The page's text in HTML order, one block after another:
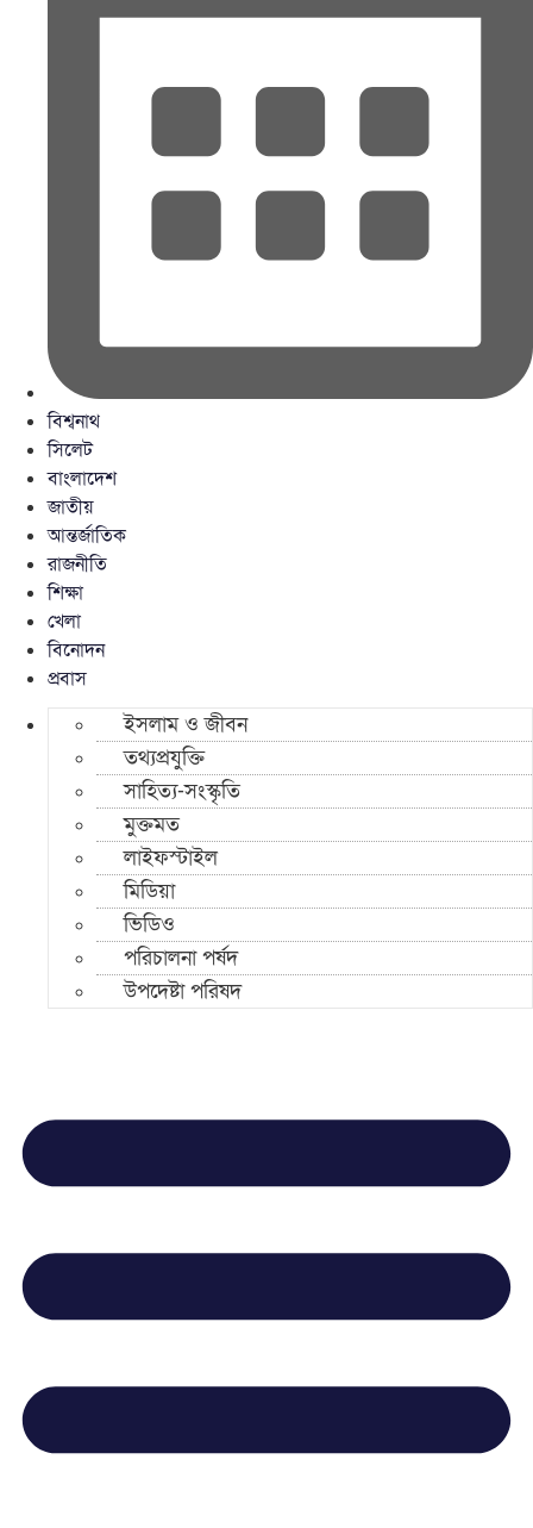
বিশ্বনাথ
সিলেট
বাংলাদেশ
জাতীয়
আন্তর্জাতিক
রাজনীতি
শিক্ষা
খেলা
বিনোদন
প্রবাস
ইসলাম ও জীবন
তথ্যপ্রযুক্তি
সাহিত্য-সংস্কৃতি
মুক্তমত
লাইফস্টাইল
মিডিয়া
ভিডিও
পরিচালনা পর্ষদ
উপদেষ্টা পরিষদ